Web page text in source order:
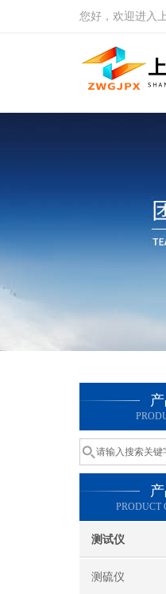
您好，欢迎进入
PRODUCT
测试仪
测硫仪